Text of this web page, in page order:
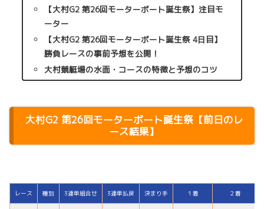
【大村G2 第26回モーターボート誕生祭】注目モ
ーター
【大村G2 第26回モーターボート誕生祭 4日目】
勝負レースの事前予想を公開！
大村競艇場の水面・コースの特徴と予想のコツ
大村G2 第26回モーターボート誕生祭【前日のレ
ース結果】
レース 種別 3連単組合せ 3連単払戻 決まり手 １着 ２着